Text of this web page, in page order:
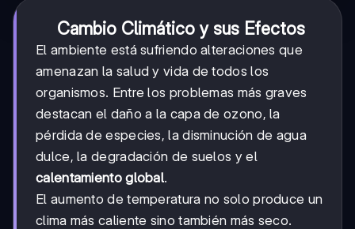
Cambio Climático y sus Efectos
El ambiente está sufriendo alteraciones que
amenazan la salud y vida de todos los
organismos. Entre los problemas más graves
destacan el daño a la capa de ozono, la
pérdida de especies, la disminución de agua
dulce, la degradación de suelos y el
calentamiento global.
El aumento de temperatura no solo produce un
clima más caliente sino también más seco.